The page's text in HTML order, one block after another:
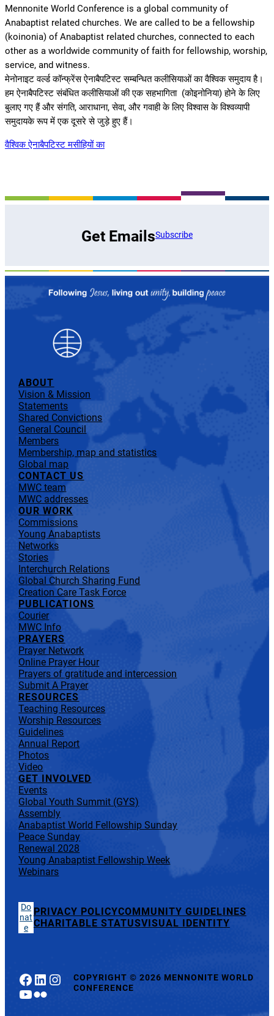
Mennonite World Conference is a global community of
Anabaptist related churches. We are called to be a fellowship
(koinonia) of Anabaptist related churches, connected to each
other as a worldwide community of faith for fellowship, worship,
service, and witness.
मेनोनाइट वर्ल्ड कॉन्फ्रेंस ऐनाबैपटिस्ट सम्बन्धित कलीसियाओं का वैश्विक समुदाय है।
हम ऐनाबैपटिस्ट संबंधित कलीसियाओं की एक सहभागिता (कोइनोनिया) होने के लिए
बुलाए गए हैं और संगति, आराधाना, सेवा, और गवाही के लिए विश्वास के विश्वव्यापी
समुदायके रूप में एक दूसरे से जुड़े हुए हैं।
वैश्विक ऐनाबैपटिस्ट मसीहियों का
Get EmailsSubscribe
ABOUT
Vision & Mission
Statements
Shared Convictions
General Council
Members
Membership, map and statistics
Global map
CONTACT US
MWC team
MWC addresses
OUR WORK
Commissions
Young Anabaptists
Networks
Stories
Interchurch Relations
Global Church Sharing Fund
Creation Care Task Force
PUBLICATIONS
Courier
MWC Info
PRAYERS
Prayer Network
Online Prayer Hour
Prayers of gratitude and intercession
Submit A Prayer
RESOURCES
Teaching Resources
Worship Resources
Guidelines
Annual Report
Photos
Video
GET INVOLVED
Events
Global Youth Summit (GYS)
Assembly
Anabaptist World Fellowship Sunday
Peace Sunday
Renewal 2028
Young Anabaptist Fellowship Week
Webinars
Do
nat
e
PRIVACY POLICYCOMMUNITY GUIDELINES
CHARITABLE STATUSVISUAL IDENTITY
Facebook
LinkedIn
Instagram
YouTube
Flickr
COPYRIGHT© 2026 MENNONITE WORLD
CONFERENCE